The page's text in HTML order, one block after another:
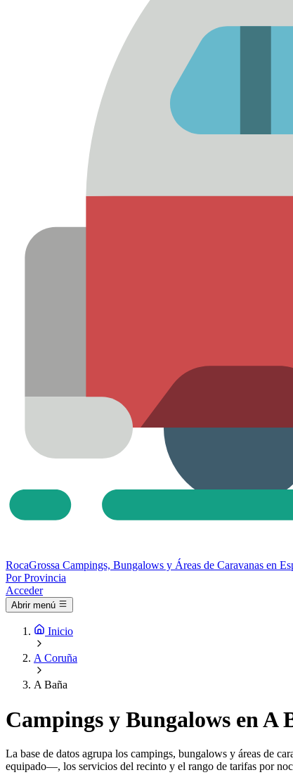
RocaGrossa Campings, Bungalows y Áreas de Caravanas en
Por Provincia
Acceder
Abrir menú
Inicio
A Coruña
A Baña
Campings y Bungalows en A
La base de datos agrupa los campings, bungalows y áreas de
equipado—, los servicios del recinto y el rango de tarifas por